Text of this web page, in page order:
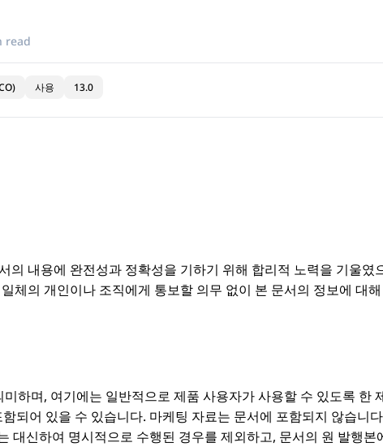
read
사용 13.0
의 내용에 완전성과 정확성을 기하기 위해 합리적 노력을 기울였
체의 개인이나 조직에게 통보할 의무 없이 본 문서의 정보에 대
하며, 여기에는 일반적으로 제품 사용자가 사용할 수 있도록 한
되어 있을 수 있습니다. 마케팅 자료는 문서에 포함되지 않습니
대신하여 명시적으로 수행된 경우를 제외하고, 문서의 원 발행본